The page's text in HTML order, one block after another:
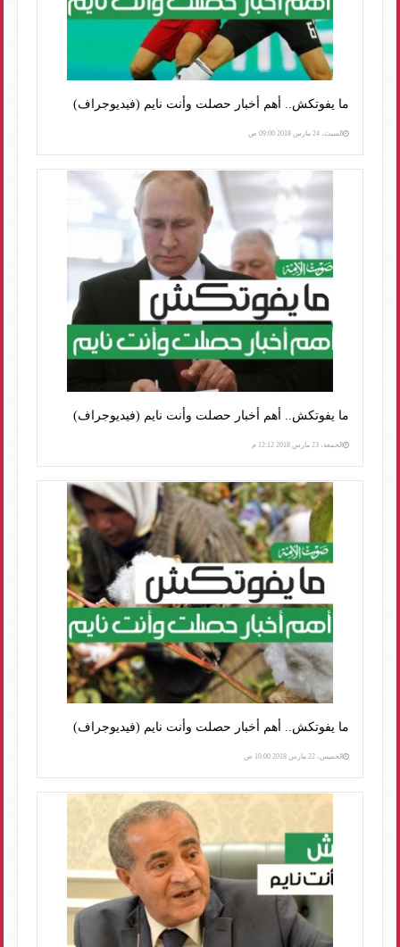
ما يفوتكش.. أهم أخبار حصلت وأنت نايم (فيديوجراف)
السبت، 24 مارس 2018 09:00 ص
ما يفوتكش.. أهم أخبار حصلت وأنت نايم (فيديوجراف)
الجمعة، 23 مارس 2018 12:12 م
ما يفوتكش.. أهم أخبار حصلت وأنت نايم (فيديوجراف)
الخميس، 22 مارس 2018 10:00 ص